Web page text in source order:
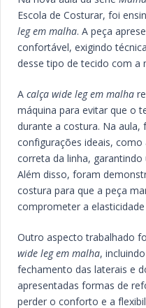
Escola de Costurar, foi
leg em malha. A peça
confortável, exigindo
desse tipo de tecido com a
A calça wide leg em malha
máquina para evitar que o
durante a costura. Na aula,
configurações ideais,
correta da linha,
Além disso, foram
costura para que a peça
comprometer a
Outro aspecto trabalhado
wide leg em malha,
fechamento das laterais e
apresentadas formas de
perder o conforto e a